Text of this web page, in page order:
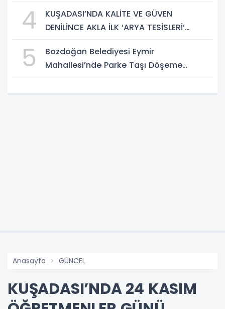
4
KUŞADASI’NDA KALİTE VE GÜVEN
DENİLİNCE AKLA İLK ‘ARYA TESİSLERİ’
5
Bozdoğan Belediyesi Eymir
Mahallesi’nde Parke Taşı Döşeme
Anasayfa GÜNCEL
KUŞADASI’NDA 24 KASIM